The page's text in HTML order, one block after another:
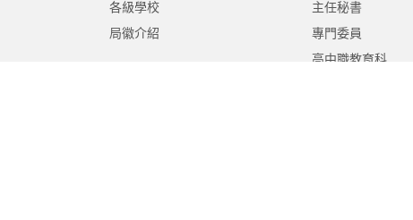
各級學校
局徽介紹
主任秘書
專門委員
高中職教育科